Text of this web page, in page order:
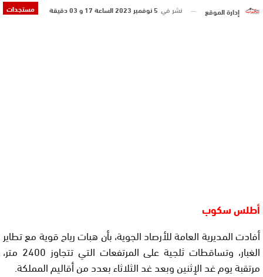
مستجدات إدارة الموقع نشر في 5 نوفمبر 2023 الساعة 17 و 03 دقيقة
أطلس سكوب
أفادت المديرية العامة للأرصاد الجوية، بأن هبات رياح قوية مع تطاير
الغبار، وتساقطات ثلجية على المرتفعات التي تتجاوز 2400 متر،
مرتقبة يوم غد الإثنين وبعد غد الثلاثاء بعدد من أقاليم المملكة.